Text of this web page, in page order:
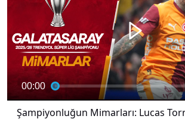
00:00
Şampiyonluğun Mimarları: Lucas